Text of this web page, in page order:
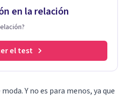
en la relación
el test
. Y no es para menos, ya que